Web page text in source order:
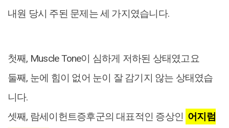
내원 당시 주된 문제는 세 가지였습니다.
첫째, Muscle Tone이 심하게 저하된 상태였고요
둘째, 눈에 힘이 없어 눈이 잘 감기지 않는 상태였습
니다.
셋째, 람세이헌트증후군의 대표적인 증상인 어지럼